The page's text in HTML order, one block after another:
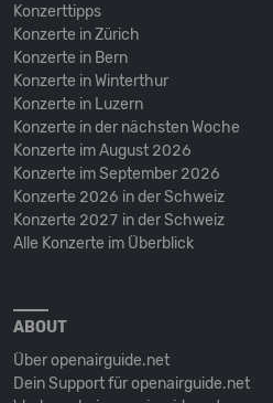
Konzerttipps
Konzerte in Zürich
Konzerte in Bern
Konzerte in Winterthur
Konzerte in Luzern
Konzerte in der nächsten Woche
Konzerte im August 2026
Konzerte im September 2026
Konzerte 2026 in der Schweiz
Konzerte 2027 in der Schweiz
Alle Konzerte im Überblick
ABOUT
Über openairguide.net
Dein Support für openairguide.net